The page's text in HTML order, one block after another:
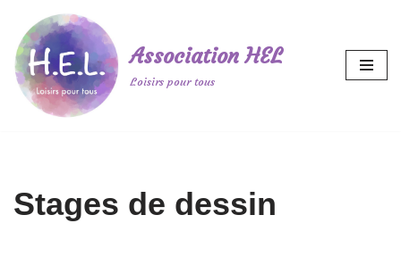
Aller
au
contenu
Association HEL
Loisirs pour tous
Stages de dessin